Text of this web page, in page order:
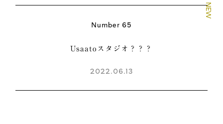
N
E
W
Number 65
Usaatoスタジオ？？？
2022.06.13